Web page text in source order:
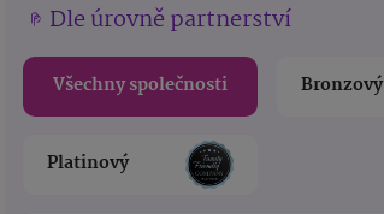
Dle úrovně partnerství
Všechny společnosti Bronzový
Platinový